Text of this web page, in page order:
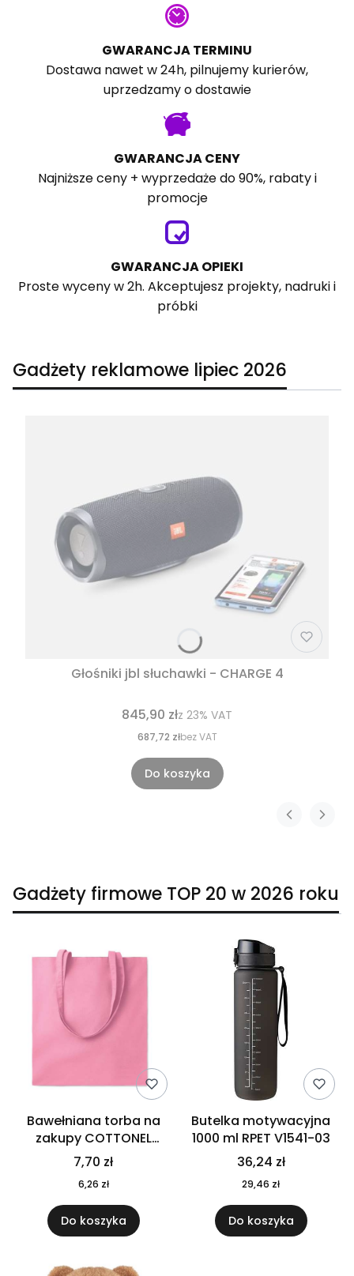
GWARANCJA TERMINU
Dostawa nawet w 24h, pilnujemy kurierów,
uprzedzamy o dostawie
GWARANCJA CENY
Najniższe ceny + wyprzedaże do 90%, rabaty i
promocje
GWARANCJA OPIEKI
Proste wyceny w 2h. Akceptujesz projekty, nadruki i
próbki
Gadżety reklamowe lipiec 2026
Głośniki jbl słuchawki - CHARGE 4
845,90 złz 23% VAT
687,72 złbez VAT
Do koszyka
Gadżety firmowe TOP 20 w 2026 roku
Bawełniana torba na
zakupy COTTONEL
COLOUR++ MO9846-11
7,70 zł
6,26 zł
Do koszyka
Butelka motywacyjna
1000 ml RPET V1541-03
36,24 zł
29,46 zł
Do koszyka